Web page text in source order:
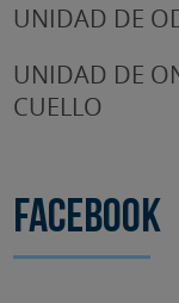
UNIDAD DE
UNIDAD DE
CUELLO
Facebook